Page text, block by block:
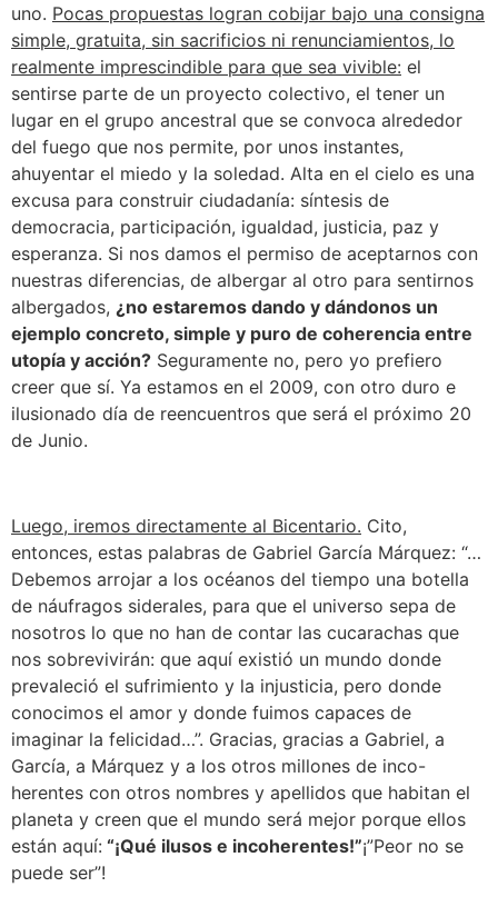
uno. Pocas propuestas logran cobijar bajo una consigna
simple, gratuita, sin sacrificios ni renunciamientos, lo
realmente imprescindible para que sea vivible: el
sentirse parte de un proyecto colectivo, el tener un
lugar en el grupo ancestral que se convoca alrededor
del fuego que nos permite, por unos instantes,
ahuyentar el miedo y la soledad. Alta en el cielo es una
excusa para construir ciudadanía: síntesis de
democracia, participación, igualdad, justicia, paz y
esperanza. Si nos damos el permiso de aceptarnos con
nuestras diferencias, de albergar al otro para sentirnos
albergados, ¿no estaremos dando y dándonos un
ejemplo concreto, simple y puro de coherencia entre
utopía y acción? Seguramente no, pero yo prefiero
creer que sí. Ya estamos en el 2009, con otro duro e
ilusionado día de reencuentros que será el próximo 20
de Junio.
Luego, iremos directamente al Bicentario. Cito,
entonces, estas palabras de Gabriel García Márquez: “…
Debemos arrojar a los océanos del tiempo una botella
de náufragos siderales, para que el universo sepa de
nosotros lo que no han de contar las cucarachas que
nos sobrevivirán: que aquí existió un mundo donde
prevaleció el sufrimiento y la injusticia, pero donde
conocimos el amor y donde fuimos capaces de
imaginar la felicidad…”. Gracias, gracias a Gabriel, a
García, a Márquez y a los otros millones de inco-
herentes con otros nombres y apellidos que habitan el
planeta y creen que el mundo será mejor porque ellos
están aquí: “¡Qué ilusos e incoherentes!”¡”Peor no se
puede ser”!